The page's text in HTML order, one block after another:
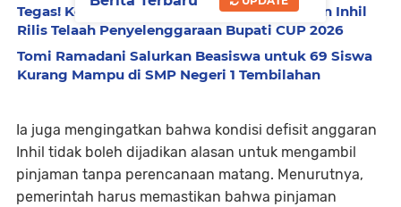
Tegas! Ketua Komite Hukum PSSI Kabupaten Inhil
Rilis Telaah Penyelenggaraan Bupati CUP 2026
Tomi Ramadani Salurkan Beasiswa untuk 69 Siswa
Kurang Mampu di SMP Negeri 1 Tembilahan
Ia juga mengingatkan bahwa kondisi defisit anggaran
Inhil tidak boleh dijadikan alasan untuk mengambil
pinjaman tanpa perencanaan matang. Menurutnya,
pemerintah harus memastikan bahwa pinjaman